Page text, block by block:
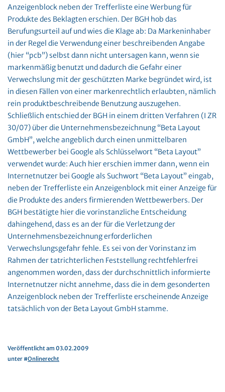
Anzeigenblock neben der Trefferliste eine Werbung für
Produkte des Beklagten erschien. Der BGH hob das
Berufungsurteil auf und wies die Klage ab: Da Markeninhaber
in der Regel die Verwendung einer beschreibenden Angabe
(hier “pcb”) selbst dann nicht untersagen kann, wenn sie
markenmäßig benutzt und dadurch die Gefahr einer
Verwechslung mit der geschützten Marke begründet wird, ist
in diesen Fällen von einer markenrechtlich erlaubten, nämlich
rein produktbeschreibende Benutzung auszugehen.
Schließlich entschied der BGH in einem dritten Verfahren (I ZR
30/07) über die Unternehmensbezeichnung “Beta Layout
GmbH”, welche angeblich durch einen unmittelbaren
Wettbewerber bei Google als Schlüsselwort “Beta Layout”
verwendet wurde: Auch hier erschien immer dann, wenn ein
Internetnutzer bei Google als Suchwort “Beta Layout” eingab,
neben der Trefferliste ein Anzeigenblock mit einer Anzeige für
die Produkte des anders firmierenden Wettbewerbers. Der
BGH bestätigte hier die vorinstanzliche Entscheidung
dahingehend, dass es an der für die Verletzung der
Unternehmensbezeichnung erforderlichen
Verwechslungsgefahr fehle. Es sei von der Vorinstanz im
Rahmen der tatrichterlichen Feststellung rechtfehlerfrei
angenommen worden, dass der durchschnittlich informierte
Internetnutzer nicht annehme, dass die in dem gesonderten
Anzeigenblock neben der Trefferliste erscheinende Anzeige
tatsächlich von der Beta Layout GmbH stamme.
Veröffentlicht am 03.02.2009
unter #Onlinerecht